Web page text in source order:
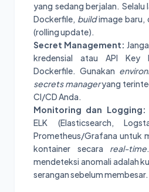
yang sedang berjalan. Selalu
Dockerfile, buildimage baru,
(rolling update).
Secret Management:
kredensial atau API Key
Dockerfile. Gunakan
secrets manageryang
CI/CD Anda.
Monitoring dan Logging:
ELK (Elasticsearch,
Prometheus/Grafana untuk
kontainer secara real-time
mendeteksi anomali adalah
serangan sebelum membesar.